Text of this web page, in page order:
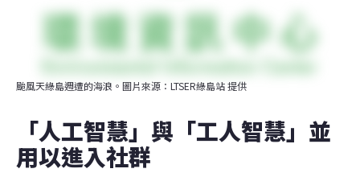
颱風天綠島週遭的海浪。圖片來源：LTSER綠島站 提供
「人工智慧」與「工人智慧」並
用以進入社群